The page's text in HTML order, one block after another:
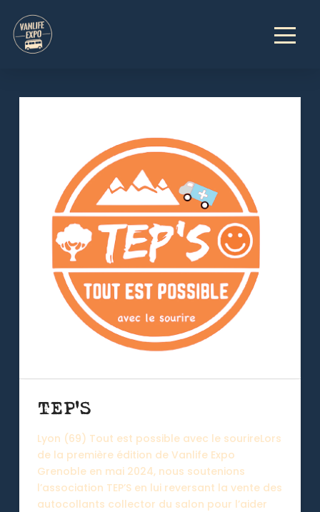
TEP’S
Lyon (69) Tout est possible avec le sourireLors
de la première édition de Vanlife Expo
Grenoble en mai 2024, nous soutenions
l’association TEP’S en lui reversant la vente des
autocollants collector du salon pour l’aider